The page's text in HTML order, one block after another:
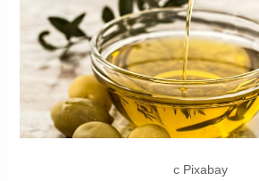
c Pixabay